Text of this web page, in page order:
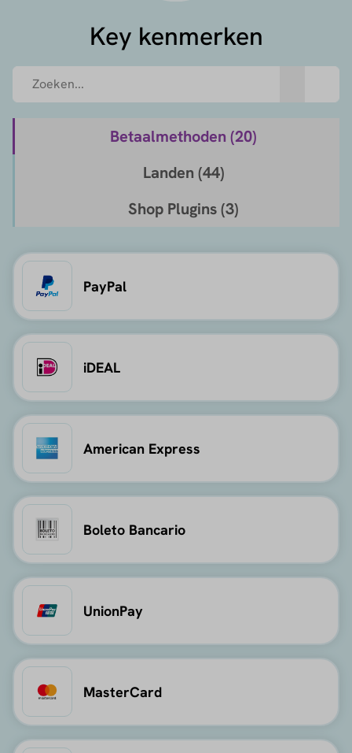
Key kenmerken
Betaalmethoden (20)
Landen (44)
Shop Plugins (3)
PayPal
iDEAL
American Express
Boleto Bancario
UnionPay
MasterCard